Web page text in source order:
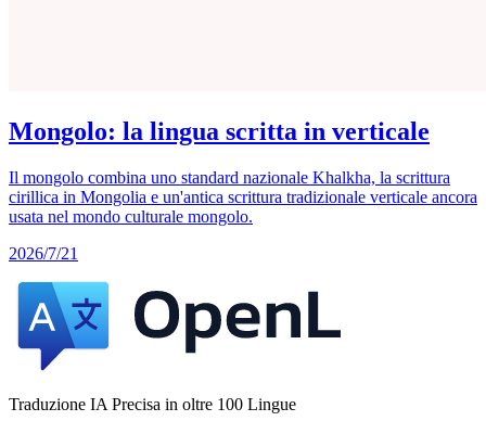
Mongolo: la lingua scritta in verticale
Il mongolo combina uno standard nazionale Khalkha, la scrittura
cirillica in Mongolia e un'antica scrittura tradizionale verticale ancora
usata nel mondo culturale mongolo.
2026/7/21
Traduzione IA Precisa in oltre 100 Lingue